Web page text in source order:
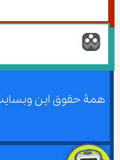
همۀ حقوق این